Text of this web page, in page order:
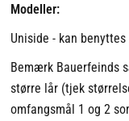
Modeller:
Uniside - kan
Bemærk Bauerfeinds
større lår (tjek
omfangsmål 1 og 2